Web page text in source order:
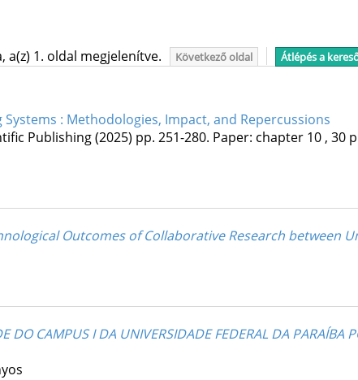
a(z) 1. oldal megjelenítve. Következő oldal Átlépés a
: Methodologies, Impact, and Repercussions
Publishing(2025) pp. 251-280. Paper: chapter 10 , 30
Outcomes of Collaborative Research between
DO CAMPUS I DA UNIVERSIDADE FEDERAL DA PARAÍBA